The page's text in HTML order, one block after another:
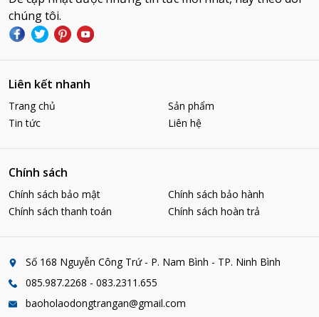
chúng tôi.
Liên kết nhanh
Trang chủ
Sản phẩm
Tin tức
Liên hệ
Chính sách
Chính sách bảo mật
Chính sách bảo hành
Chính sách thanh toán
Chính sách hoàn trả
Số 168 Nguyễn Công Trứ - P. Nam Bình - TP. Ninh Bình
085.987.2268 - 083.2311.655
baoholaodongtrangan@gmail.com